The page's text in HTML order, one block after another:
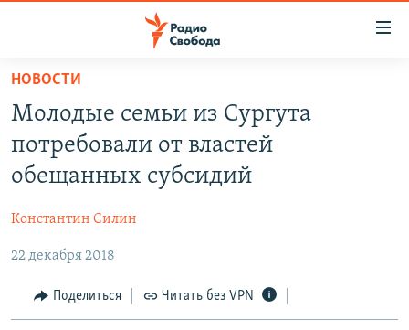
упрощенного
доступа
основному
Вернутся
навигации
Вернутся
ПОДКАСТЫ
АВТОРСКИЕ ПРОЕКТЫ
МНЕНИЯ
КУЛЬТУРА
IDEL.РЕАЛИИ
НОВОСТИ
Молодые семьи из Сургута
потребовали от властей
обещанных субсидий
Константин Силин
22 декабря 2018
Поделиться Читать без VPN